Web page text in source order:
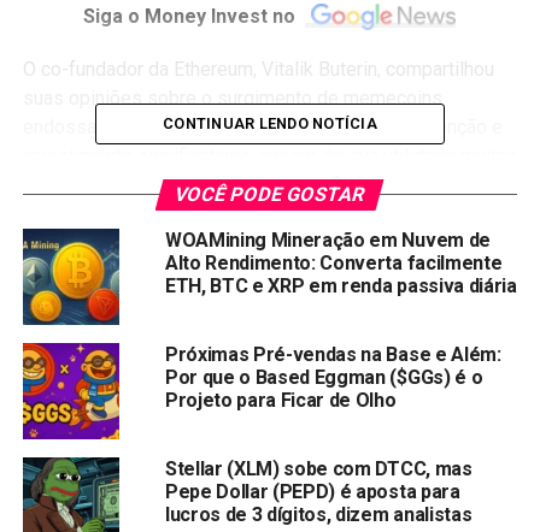
Siga o Money Invest no
O co-fundador da Ethereum, Vitalik Buterin, compartilhou
endossadas por celebridades, que têm atraído atenção e
vezes duvidosa.
Em resposta a esse sentimento, os investidores estão
cada vez mais direcionando seu foco para o promissor
token de utilidade Algotech (ALGT), cuja pré-venda pública
está em andamento. Será que esse recém-chegado está
preparado para superar seu concorrente mais
estabelecido? Vamos descobrir.
Vitalik Buterin Critica Moedas Meme de Celebridades:
Ethereum Aumenta 1,36% em Resposta
Vitalik Buterin , co-fundador da rede Ethereum,expressou
CONTINUAR LENDO NOTÍCIA
VOCÊ PODE GOSTAR
WOAMining Mineração em Nuvem de
Alto Rendimento: Converta facilmente
ETH, BTC e XRP em renda passiva diária
Próximas Pré-vendas na Base e Além:
Por que o Based Eggman ($GGs) é o
Projeto para Ficar de Olho
Stellar (XLM) sobe com DTCC, mas
Pepe Dollar (PEPD) é aposta para
lucros de 3 dígitos, dizem analistas